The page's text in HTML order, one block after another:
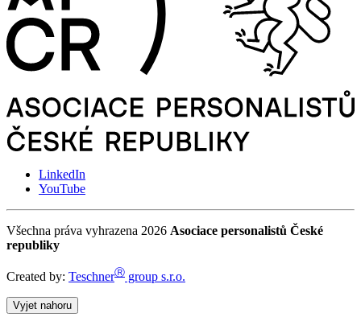
LinkedIn
YouTube
Všechna práva vyhrazena 2026 Asociace personalistů České
republiky
Created by: TeschnerⓇ group s.r.o.
Vyjet nahoru